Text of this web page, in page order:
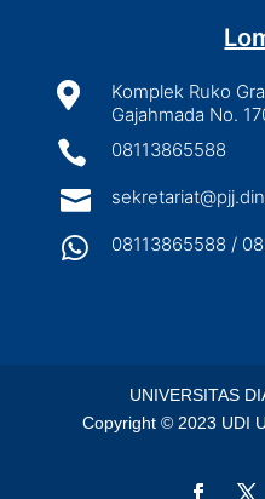

Komplek Ruko
Gajahmada No.
 08113865588

 08113865588 /
UNIVERSITAS
Copyright © 2023 UDI